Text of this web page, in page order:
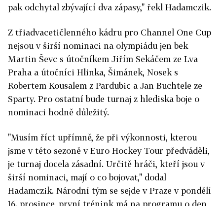
pak odchytal zbývající dva zápasy," řekl Hadamczik.
Z třiadvacetičlenného kádru pro Channel One Cup
nejsou v širší nominaci na olympiádu jen bek
Martin Ševc s útočníkem Jiřím Sekáčem ze Lva
Praha a útočníci Hlinka, Šimánek, Nosek s
Robertem Kousalem z Pardubic a Jan Buchtele ze
Sparty. Pro ostatní bude turnaj z hlediska boje o
nominaci hodně důležitý.
"Musím říct upřímně, že při výkonnosti, kterou
jsme v této sezoně v Euro Hockey Tour předváděli,
je turnaj docela zásadní. Určitě hráči, kteří jsou v
širší nominaci, mají o co bojovat," dodal
Hadamczik. Národní tým se sejde v Praze v pondělí
16. prosince, první trénink má na programu o den